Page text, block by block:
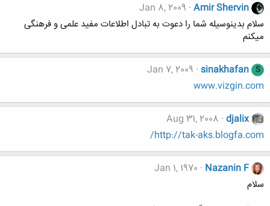
Amir Shervin
Jan 8, 2009
سلام بدینوسیله شما را دعوت به تبادل اطلاعات مفید علمی و فرهنگی
میکنم
S
sinakhafan
Jan 7, 2009
www.vizgin.com
djalix
Aug 31, 2008
http://tak-aks.blogfa.com/
Nazanin F
Jan 1, 1970
سلام